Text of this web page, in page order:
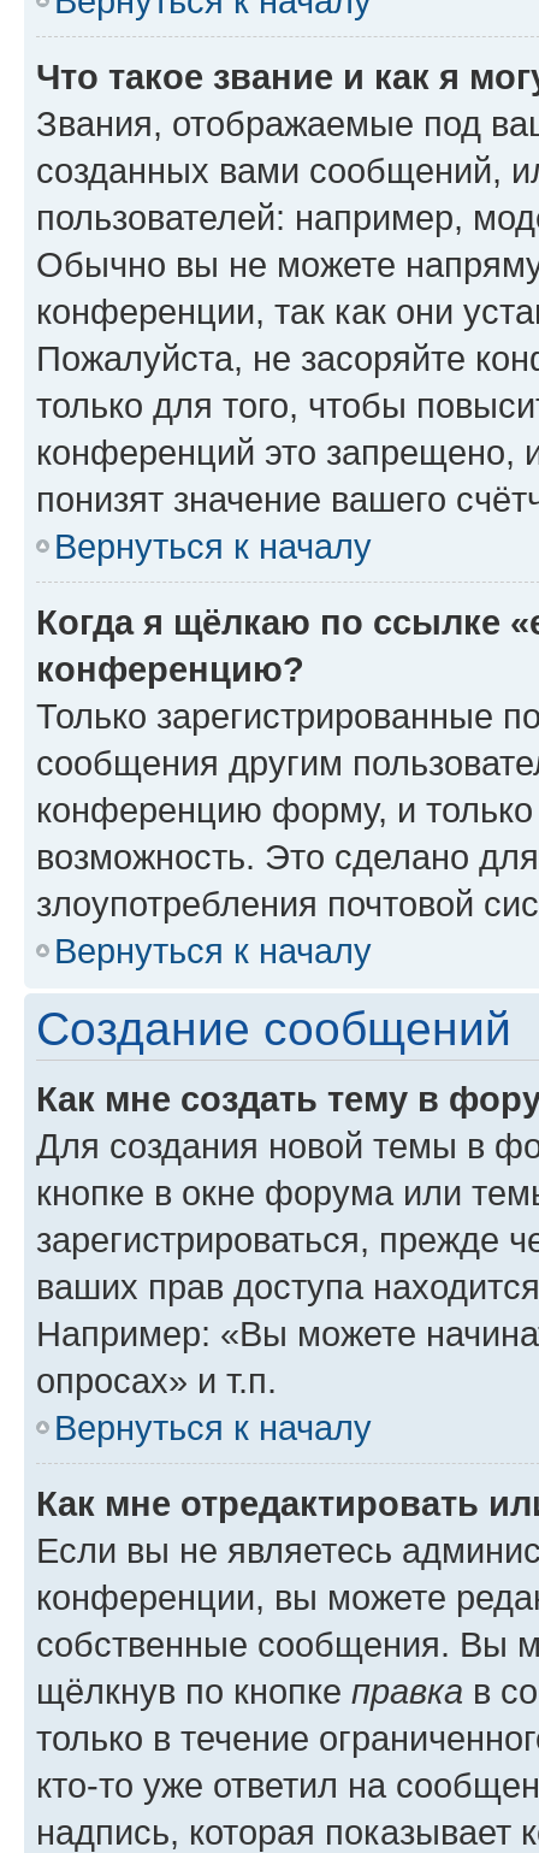
Что такое звание и как я
Звания, отображаемые под
созданных вами сообщений,
пользователей: например,
Обычно вы не можете
конференции, так как они
Пожалуйста, не засоряйте
только для того, чтобы
конференций это запрещено,
понизят значение вашего
Вернуться к началу
Когда я щёлкаю по ссылке
конференцию?
Только зарегистрированные
сообщения другим
конференцию форму, и
возможность. Это сделано
злоупотребления почтовой
Вернуться к началу
Создание сообщений
Как мне создать тему в
Для создания новой темы в
кнопке в окне форума или
зарегистрироваться, прежде
ваших прав доступа
Например: «Вы можете
опросах» и т.п.
Вернуться к началу
Как мне отредактировать
Если вы не являетесь
конференции, вы можете
собственные сообщения. Вы
щёлкнув по кнопке правка в
только в течение
кто-то уже ответил на
надпись, которая показывает